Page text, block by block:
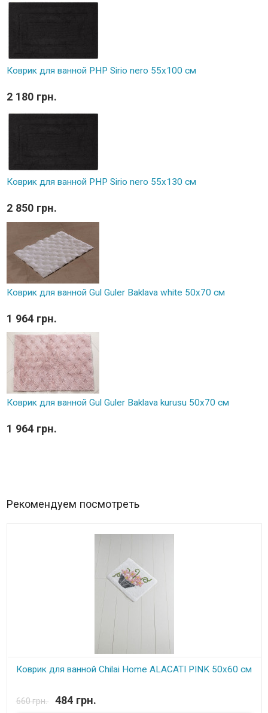
Коврик для ванной PHP Sirio nero 55x100 см
2 180 грн.
Коврик для ванной PHP Sirio nero 55x130 см
2 850 грн.
Коврик для ванной Gul Guler Baklava white 50х70 см
1 964 грн.
Коврик для ванной Gul Guler Baklava kurusu 50х70 см
1 964 грн.
Рекомендуем посмотреть
Коврик для ванной Chilai Home ALACATI PINK 50x60 см
660 грн. 484 грн.